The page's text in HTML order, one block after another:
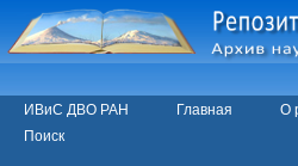
ИВиС ДВО РАН Главная О
Поиск